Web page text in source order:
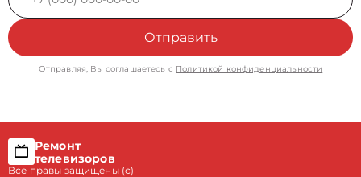
Отправить
Отправляя, Вы соглашаетесь с Политикой конфиденциальности
Ремонт
телевизоров
Все правы защищены (с)